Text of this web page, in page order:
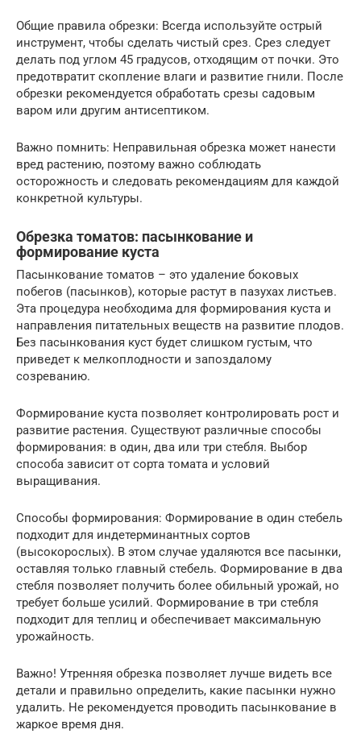
Общие правила обрезки: Всегда используйте острый
инструмент, чтобы сделать чистый срез. Срез следует
делать под углом 45 градусов, отходящим от почки. Это
предотвратит скопление влаги и развитие гнили. После
обрезки рекомендуется обработать срезы садовым
варом или другим антисептиком.
Важно помнить: Неправильная обрезка может нанести
вред растению, поэтому важно соблюдать
осторожность и следовать рекомендациям для каждой
конкретной культуры.
Обрезка томатов: пасынкование и
формирование куста
Пасынкование томатов – это удаление боковых
побегов (пасынков), которые растут в пазухах листьев.
Эта процедура необходима для формирования куста и
направления питательных веществ на развитие плодов.
Без пасынкования куст будет слишком густым, что
приведет к мелкоплодности и запоздалому
созреванию.
Формирование куста позволяет контролировать рост и
развитие растения. Существуют различные способы
формирования: в один, два или три стебля. Выбор
способа зависит от сорта томата и условий
выращивания.
Способы формирования: Формирование в один стебель
подходит для индетерминантных сортов
(высокорослых). В этом случае удаляются все пасынки,
оставляя только главный стебель. Формирование в два
стебля позволяет получить более обильный урожай, но
требует больше усилий. Формирование в три стебля
подходит для теплиц и обеспечивает максимальную
урожайность.
Важно! Утренняя обрезка позволяет лучше видеть все
детали и правильно определить, какие пасынки нужно
удалить. Не рекомендуется проводить пасынкование в
жаркое время дня.